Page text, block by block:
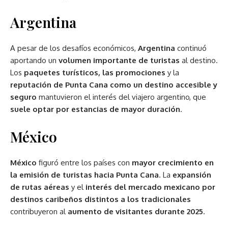
Argentina
A pesar de los desafíos económicos, Argentina continuó
aportando un volumen importante de turistas al destino.
Los paquetes turísticos, las promociones y la
reputación de Punta Cana como un destino accesible y
seguro mantuvieron el interés del viajero argentino, que
suele optar por estancias de mayor duración.
México
México figuró entre los países con mayor crecimiento en
la emisión de turistas hacia Punta Cana. La expansión
de rutas aéreas y el interés del mercado mexicano por
destinos caribeños distintos a los tradicionales
contribuyeron al aumento de visitantes durante 2025.